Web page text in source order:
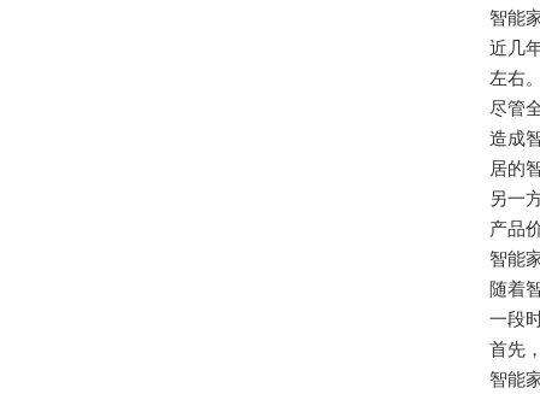
智能
近几
左右
尽管
造成
居的
另一
产品
智能
随着
一段
首先
智能